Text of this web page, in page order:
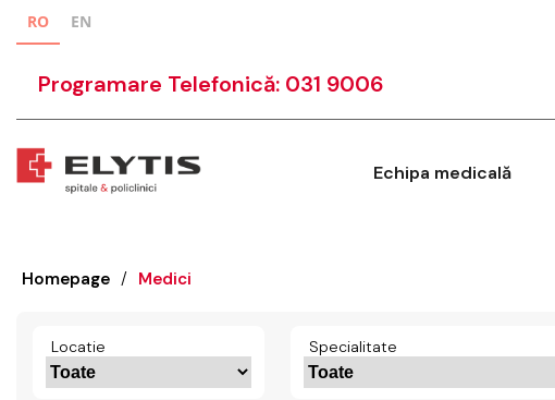
RO EN
Programare Telefonică: 031 9006
Echipa medicală
Homepage / Medici
Locatie Specialitate